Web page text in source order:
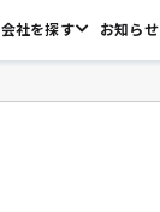
会社を探す お知らせ